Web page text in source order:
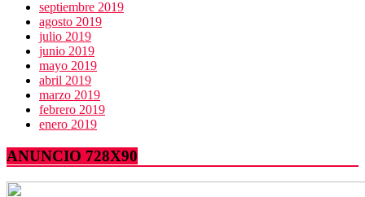
septiembre 2019
agosto 2019
julio 2019
junio 2019
mayo 2019
abril 2019
marzo 2019
febrero 2019
enero 2019
ANUNCIO 728X90